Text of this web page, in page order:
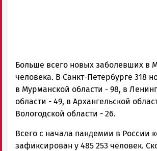
Больше всего новых заболевших в
человека. В Санкт-Петербурге 318
в Мурманской области - 98, в
области - 49, в Архангельской
Вологодской области - 26.
Всего с начала пандемии в России
зафиксирован у 485 253 человек.